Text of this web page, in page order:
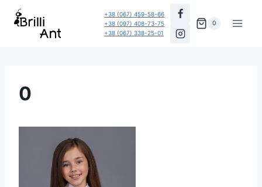
Перейти
+38 (067) 459-58-66
+38 (097) 408-73-75
+38 (067) 338-25-01
0
0